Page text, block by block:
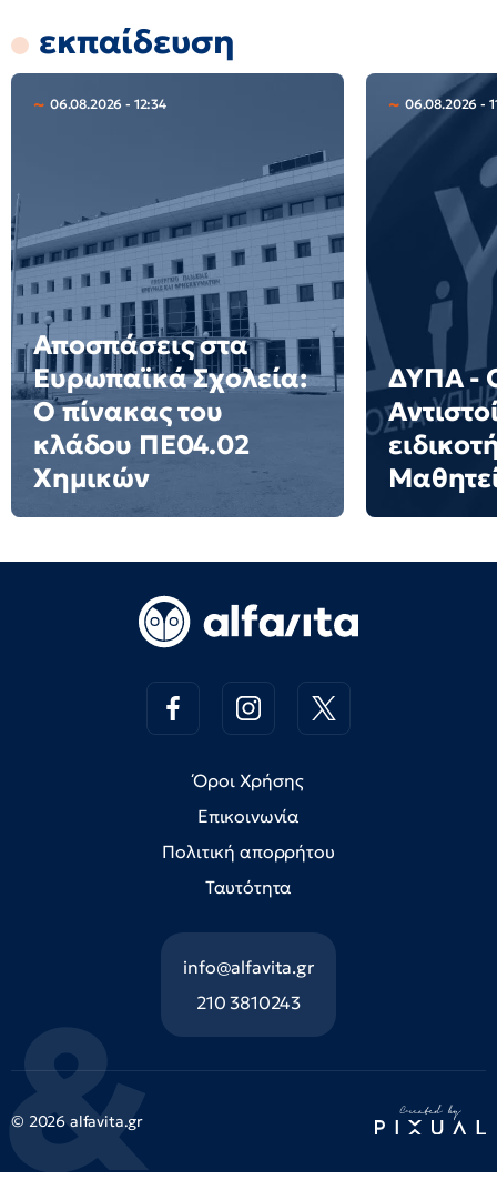
εκπαίδευση
06.08.2026 - 12:34
Αποσπάσεις στα
Ευρωπαϊκά Σχολεία:
Ο πίνακας του
κλάδου ΠΕ04.02
Χημικών
06.08.2026 -
ΔΥΠΑ -
Όροι Χρήσης
Επικοινωνία
Πολιτική απορρήτου
Ταυτότητα
info@alfavita.gr
210 3810243
© 2026 alfavita.gr